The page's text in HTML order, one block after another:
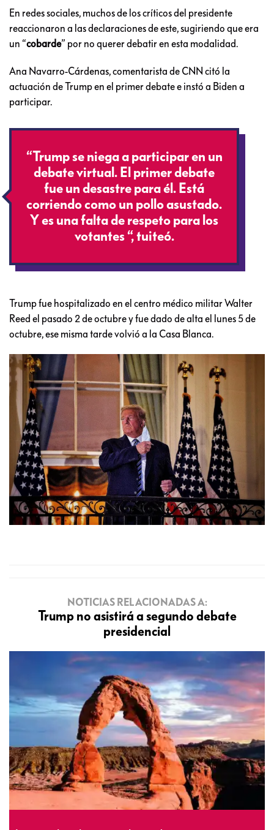
En redes sociales, muchos de los críticos del presidente
reaccionaron a las declaraciones de este, sugiriendo que era
un “cobarde” por no querer debatir en esta modalidad.
Ana Navarro-Cárdenas, comentarista de CNN citó la
actuación de Trump en el primer debate e instó a Biden a
participar.
“Trump se niega a participar en un
debate virtual. El primer debate
fue un desastre para él. Está
corriendo como un pollo asustado.
Y es una falta de respeto para los
votantes “, tuiteó.
Trump fue hospitalizado en el centro médico militar Walter
Reed el pasado 2 de octubre y fue dado de alta el lunes 5 de
octubre, ese misma tarde volvió a la Casa Blanca.
NOTICIAS RELACIONADAS A:
Trump no asistirá a segundo debate
presidencial